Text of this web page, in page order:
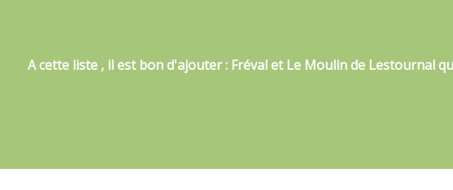
A cette liste , il est bon d'ajouter : Fréval et Le Moulin de Lestournal